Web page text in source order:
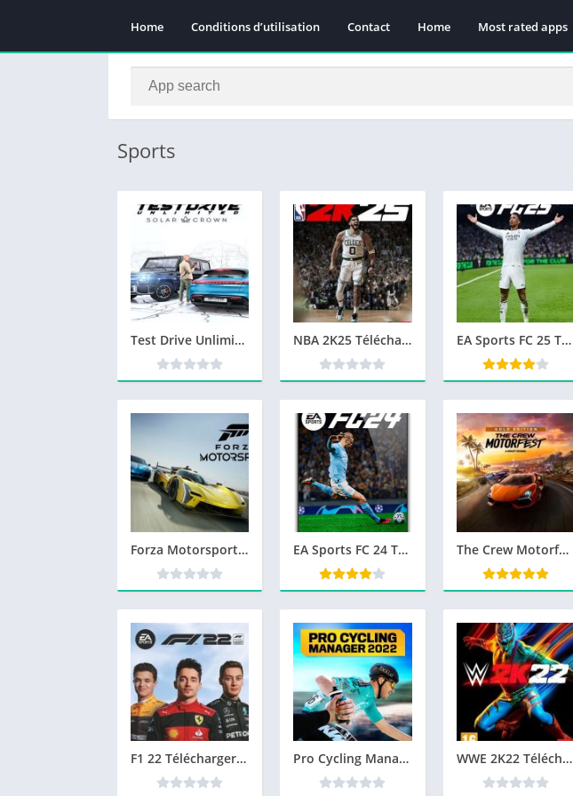
Home Conditions d’utilisation Contact Home Most rated apps
Sports
Test Drive Unlimited Solar Crown Télécharger jeu PC NBA 2K25 Télécharger jeu PC EA Sports FC 25 Télécharger jeu PC
Forza Motorsport 8 Télécharger PC Gratuit EA Sports FC 24 Télécharger jeu PC The Crew Motorfest Télécharger PC Version Complete
F1 22 Télécharger PC Gratuit Pro Cycling Manager 2022 Télécharger PC Gratuit WWE 2K22 Télécharger PC Gratuit Jeu